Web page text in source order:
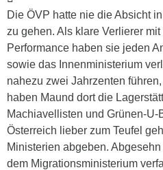
Die ÖVP hatte nie die Absicht
zu gehen. Als klare Verlierer
Performance haben sie jeden
sowie das Innenministerium
nahezu zwei Jahrzenten
haben Maund dort die
Machiavellisten und Grünen-
Österreich lieber zum Teufel
Ministerien abgeben.
dem Migrationsministerium